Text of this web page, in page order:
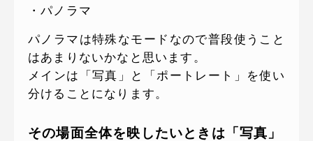
・パノラマ
パノラマは特殊なモードなので普段使うこと
はあまりないかなと思います。
メインは「写真」と「ポートレート」を使い
分けることになります。
その場面全体を映したいときは「写真」